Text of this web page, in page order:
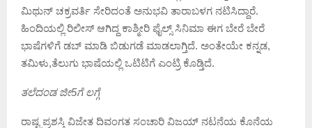
ಮಿಥುನ್ ಚಕ್ರವರ್ತಿ ಸೇರಿದಂತೆ ಅನುಭವಿ ತಾರಾಬಳಗ ನಟಿಸಿದ್ದಾರೆ.
ಹಿಂದಿಯಲ್ಲಿ ರಿಲೀಸ್ ಆಗಿದ್ದ ಕಾಶ್ಮೀರಿ ಫೈಲ್ಸ್ ಸಿನಿಮಾ ಈಗ ಬೇರೆ ಬೇರೆ
ಭಾಷೆಗಳಿಗೆ ಡಬ್ ಮಾಡಿ ಬಿಡುಗಡೆ ಮಾಡಲಾಗ್ತಿದೆ. ಅಂತೇಯೇ ಕನ್ನಡ,
ತಮಿಳು,ತೆಲುಗು ಭಾಷೆಯಲ್ಲಿ ಒಟಿಟಿಗೆ ಎಂಟ್ರಿ ಕೊಡ್ತಿದೆ.
ತಲೆದಂಡ ಜೀ5ಗೆ ಲಗ್ಗೆ
ರಾಷ್ಟ್ರಪ್ರಶಸ್ತಿ ವಿಜೇತ ದಿವಂಗತ ಸಂಚಾರಿ ವಿಜಯ್ ನಟನೆಯ ಕೊನೆಯ